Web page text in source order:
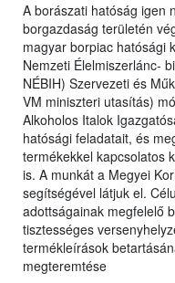
A borászati hatóság igen
borgazdaság területén
magyar borpiac hatósági
Nemzeti Élelmiszerlánc-
NÉBIH) Szervezeti és
VM miniszteri utasítás)
Alkoholos Italok
hatósági feladatait, és
termékekkel kapcsolatos
is. A munkát a Megyei
segítségével látjuk el.
adottságainak megfelelő
tisztességes
termékleírások
megteremtése